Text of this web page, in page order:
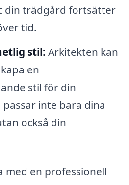
din trädgård fortsätter
tid.
stil: Arkitekten kan
en
stil för din
inte bara dina
också din
med en professionell